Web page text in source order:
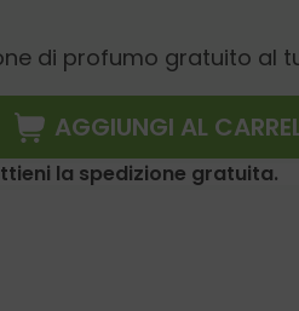
di profumo gratuito al
AGGIUNGI AL
la spedizione gratuita.